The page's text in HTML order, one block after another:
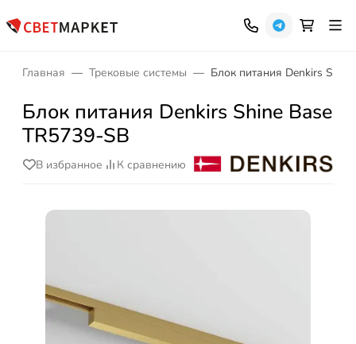
Главная Трековые системы Блок питания Denkirs
Блок питания Denkirs Shine Base
TR5739-SB
В избранное К сравнению